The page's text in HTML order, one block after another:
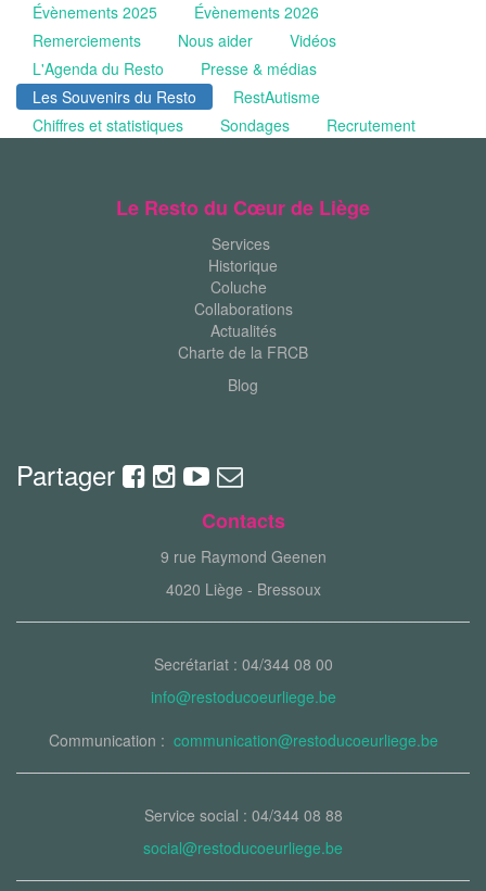
Évènements 2025
Évènements 2026
Remerciements
Nous aider
Vidéos
L'Agenda du Resto
Presse & médias
Les Souvenirs du Resto
RestAutisme
Chiffres et statistiques
Sondages Recrutement
Le Resto du Cœur de Liège
Services
Historique
Coluche
Collaborations
Actualités
Charte de la FRCB
Blog
Partager
Contacts
9 rue Raymond Geenen
4020 Liège - Bressoux
Secrétariat : 04/344 08 00
info@restoducoeurliege.be
Communication : communication@restoducoeurliege.be
Service social : 04/344 08 88
social@restoducoeurliege.be